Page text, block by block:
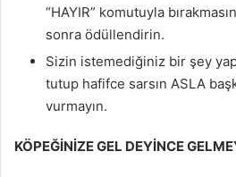
“HAYIR” komutuyla
sonra ödüllendirin.
Sizin istemediğiniz bir şey
tutup hafifce sarsın ASLA
vurmayın.
KÖPEĞİNİZE GEL DEYİNCE